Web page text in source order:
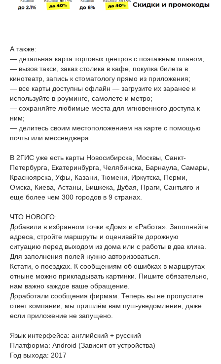
А также:
— детальная карта торговых центров с поэтажным планом;
— вызов такси, заказ столика в кафе, покупка билета в
кинотеатр, запись к стоматологу прямо из приложения;
— все карты доступны офлайн — загрузите их заранее и
используйте в роуминге, самолете и метро;
— сохраняйте любимые места для мгновенного доступа к
ним;
— делитесь своим местоположением на карте с помощью
почты или мессенджера.
В 2ГИС уже есть карты Новосибирска, Москвы, Санкт-
Петербурга, Екатеринбурга, Челябинска, Барнаула, Самары,
Красноярска, Уфы, Казани, Тюмени, Иркутска, Перми,
Омска, Киева, Астаны, Бишкека, Дубая, Праги, Сантьяго и
еще более чем 300 городов в 9 странах.
ЧТО НОВОГО:
Добавили в избранном точки «Дом» и «Работа». Заполняйте
адреса, стройте маршруты и оценивайте дорожную
ситуацию перед выходом из дома или с работы в два клика.
Для заполнения полей нужно авторизоваться.
Кстати, о поездках. К сообщениям об ошибках в маршрутах
отныне можно прикладывать картинки. Пишите обязательно,
нам важно каждое ваше обращение.
Доработали сообщения фирмам. Теперь вы не пропустите
ответ компании, мы пришлём вам пуш-уведомление, даже
если приложение не запущено.
Язык интерфейса: английский + русский
Платформа: Android (Зависит от устройства)
Год выхода: 2017